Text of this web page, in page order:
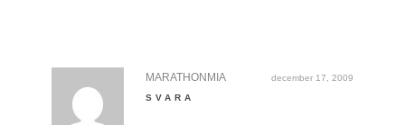
december 17, 2009
MARATHONMIA
SVARA